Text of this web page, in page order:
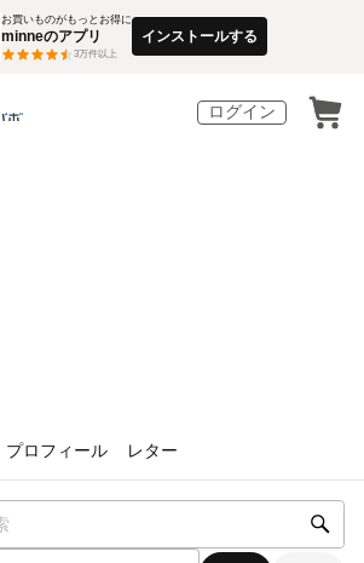
お買いものがもっとお得に
minneのアプリ
3万件以上
インストールする
ログイン
プロフィール レター